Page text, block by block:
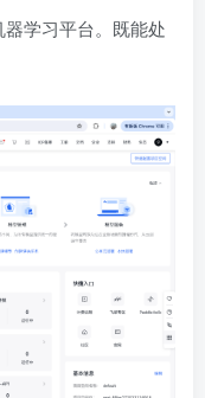
学习平台。既能处